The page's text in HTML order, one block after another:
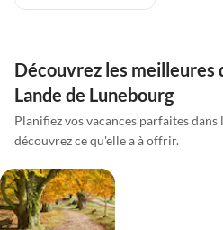
Découvrez les meilleures
Lande de Lunebourg
Planifiez vos vacances parfaites
découvrez ce qu'elle a à offrir.